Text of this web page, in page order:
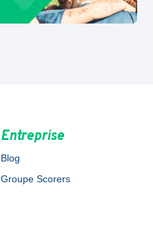
Entreprise
Blog
Groupe Scorers